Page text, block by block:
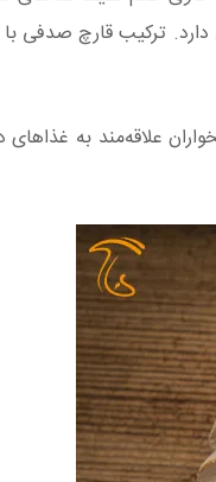
ترکیب قارچ صدفی
علاقه‌مند به غذاهای